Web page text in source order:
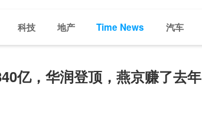
科技 地产 Time News 汽车
亿，华润登顶，燕京赚了去年